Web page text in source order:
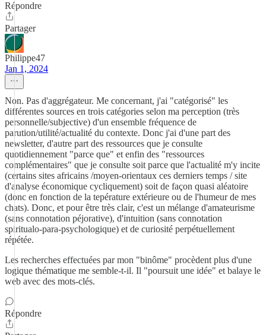
Répondre
Partager
Philippe47
Jan 1, 2024
Non. Pas d'aggrégateur. Me concernant, j'ai "catégorisé" les
différentes sources en trois catégories selon ma perception (très
personnelle/subjective) d'un ensemble fréquence de
parution/utilité/actualité du contexte. Donc j'ai d'une part des
newsletter, d'autre part des ressources que je consulte
quotidiennement "parce que" et enfin des "ressources
complémentaires" que je consulte soit parce que l'actualité m'y incite
(certains sites africains /moyen-orientaux ces derniers temps / site
d'analyse économique cycliquement) soit de façon quasi aléatoire
(donc en fonction de la tepérature extérieure ou de l'humeur de mes
chats). Donc, et pour être très clair, c'est un mélange d'amateurisme
(sans connotation péjorative), d'intuition (sans connotation
spiritualo-para-psychologique) et de curiosité perpétuellement
répétée.
Les recherches effectuées par mon "binôme" procèdent plus d'une
logique thématique me semble-t-il. Il "poursuit une idée" et balaye le
web avec des mots-clés.
Répondre